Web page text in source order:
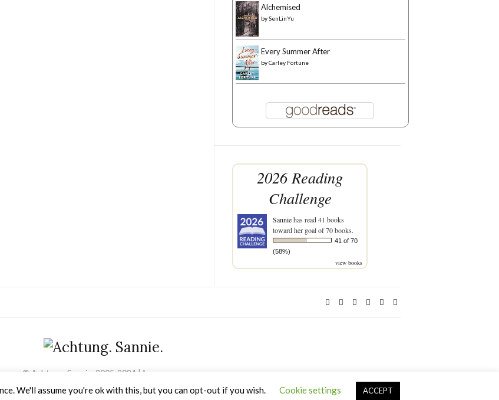
Alchemised
bySenLinYu
Every Summer After
byCarley Fortune
2026 Reading
Challenge
Sanniehas read 41 books
toward her goal of 70 books.
41 of 70
(58%)
view books
© Achtung. Sannie. 2005-2024 | Impressum
Olsen WordPress Theme von CSSIgniter
We'll assume you're ok with this, but you can opt-out if you wish. Cookie settings ACCEPT